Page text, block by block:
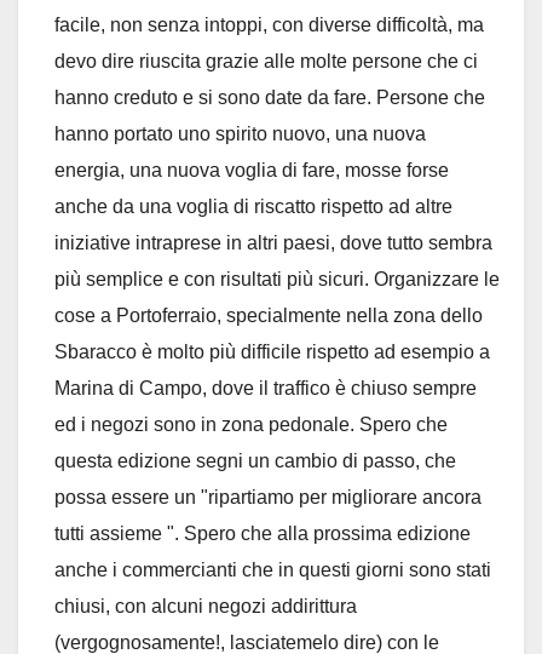
facile, non senza intoppi, con diverse difficoltà, ma
devo dire riuscita grazie alle molte persone che ci
hanno creduto e si sono date da fare. Persone che
hanno portato uno spirito nuovo, una nuova
energia, una nuova voglia di fare, mosse forse
anche da una voglia di riscatto rispetto ad altre
iniziative intraprese in altri paesi, dove tutto sembra
più semplice e con risultati più sicuri. Organizzare le
cose a Portoferraio, specialmente nella zona dello
Sbaracco è molto più difficile rispetto ad esempio a
Marina di Campo, dove il traffico è chiuso sempre
ed i negozi sono in zona pedonale. Spero che
questa edizione segni un cambio di passo, che
possa essere un "ripartiamo per migliorare ancora
tutti assieme ". Spero che alla prossima edizione
anche i commercianti che in questi giorni sono stati
chiusi, con alcuni negozi addirittura
(vergognosamente!, lasciatemelo dire) con le